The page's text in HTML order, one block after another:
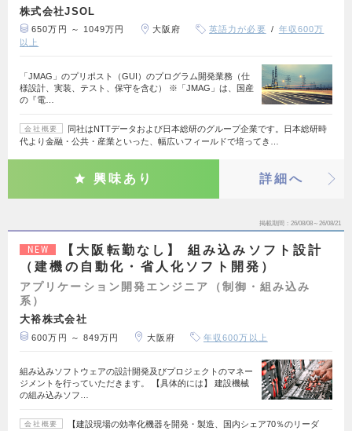
株式会社JSOL
650万円 ～ 1049万円 大阪府 英語力が必要
年収600万
以上
「JMAG」のプリポスト（GUI）のプログラム開発業務（仕
様設計、実装、テスト、保守を含む） ※「JMAG」は、国産
の『電…
会社概要
同社はNTTデータおよび日本総研のグループ企業です。日本総研時
代より金融・公共・産業といった、幅広いフィールドで培ってき…
興味あり 詳細へ
掲載期間 26/08/08～26/08/21
NEW
【大阪転勤なし】 組み込みソフト設計
（建機の自動化・省人化ソフト開発）
アプリケーション開発エンジニア（制御・組み込み
系）
大裕株式会社
600万円 ～ 849万円 大阪府 年収600万以上
組み込みソフトウェアの設計開発及びプロジェクトのマネー
ジメントを行っていただきます。 【具体的には】 建設機械
の組み込みソフ…
会社概要
【建設現場の効率化機器を開発・製造、国内シェア70％のリーダ